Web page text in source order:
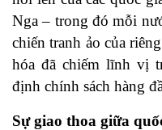
Nga – trong đó mỗi
chiến tranh ảo của
hóa đã chiếm lĩnh vị
định chính sách hàng
Sự giao thoa giữa